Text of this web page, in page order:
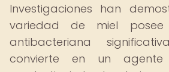
Investigaciones han
variedad de miel
antibacteriana
convierte en un